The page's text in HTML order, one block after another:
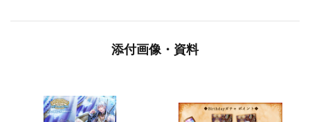
添付画像・資料